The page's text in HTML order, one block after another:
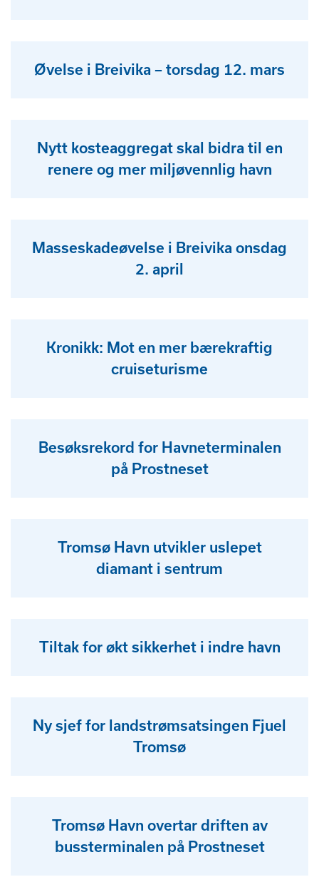
Øvelse i Breivika – torsdag 12. mars
Nytt kosteaggregat skal bidra til en
renere og mer miljøvennlig havn
Masseskadeøvelse i Breivika onsdag
2. april
Kronikk: Mot en mer bærekraftig
cruiseturisme
Besøksrekord for Havneterminalen
på Prostneset
Tromsø Havn utvikler uslepet
diamant i sentrum
Tiltak for økt sikkerhet i indre havn
Ny sjef for landstrømsatsingen Fjuel
Tromsø
Tromsø Havn overtar driften av
bussterminalen på Prostneset